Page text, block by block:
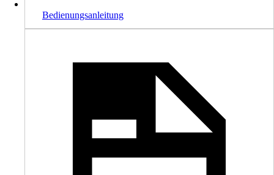
Bedienungsanleitung